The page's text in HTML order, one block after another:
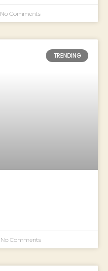
No Comments
TRENDING
No Comments